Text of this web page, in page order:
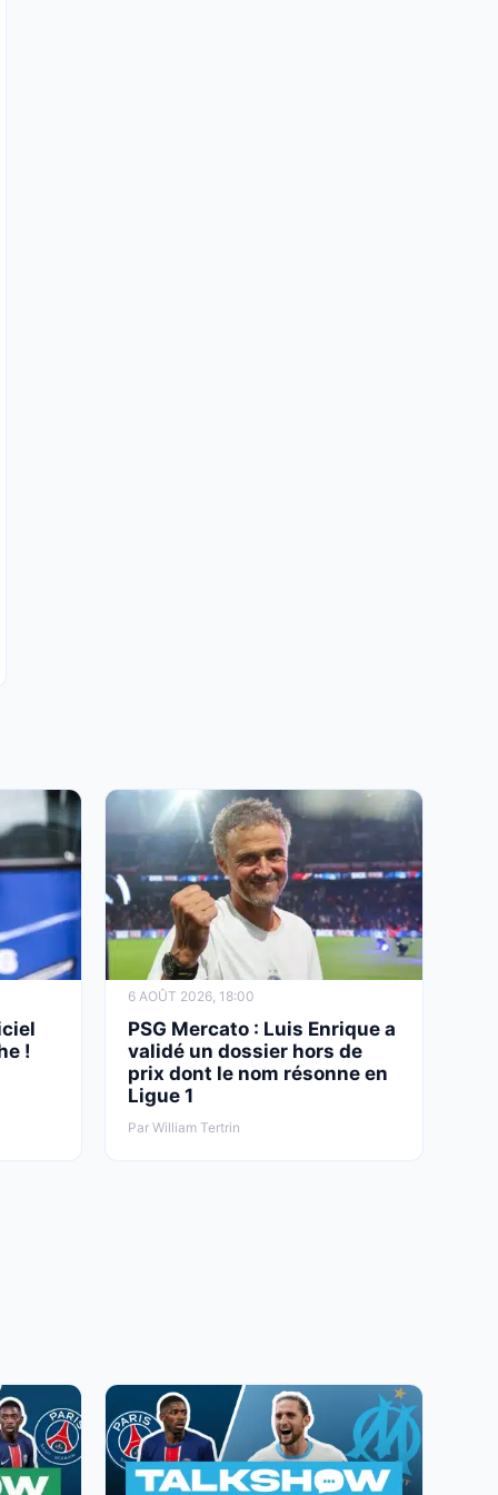
!
6 AOÛT 2026, 18:00
PSG Mercato : Luis Enrique a
validé un dossier hors de
prix dont le nom résonne en
Ligue 1
Par William Tertrin